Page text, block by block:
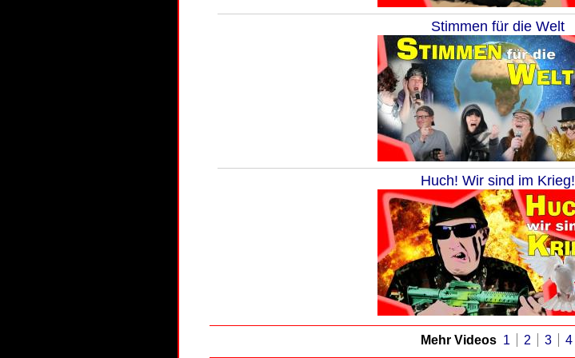
Stimmen für die Welt
Huch! Wir sind im Krieg!
Mehr Videos 1 2 3 4